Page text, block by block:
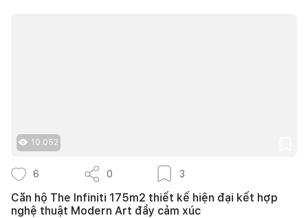
10.052
6 0 3
Căn hộ The Infiniti 175m2 thiết kế hiện đại kết hợp
nghệ thuật Modern Art đầy cảm xúc